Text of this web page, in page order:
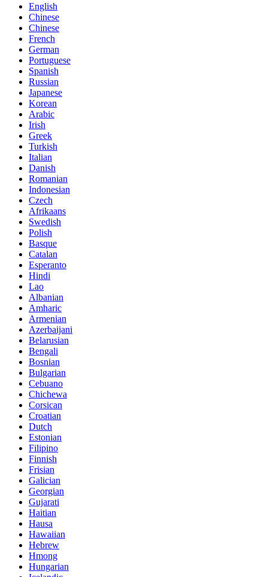
English
Chinese
Chinese
French
German
Portuguese
Spanish
Russian
Japanese
Korean
Arabic
Irish
Greek
Turkish
Italian
Danish
Romanian
Indonesian
Czech
Afrikaans
Swedish
Polish
Basque
Catalan
Esperanto
Hindi
Lao
Albanian
Amharic
Armenian
Azerbaijani
Belarusian
Bengali
Bosnian
Bulgarian
Cebuano
Chichewa
Corsican
Croatian
Dutch
Estonian
Filipino
Finnish
Frisian
Galician
Georgian
Gujarati
Haitian
Hausa
Hawaiian
Hebrew
Hmong
Hungarian